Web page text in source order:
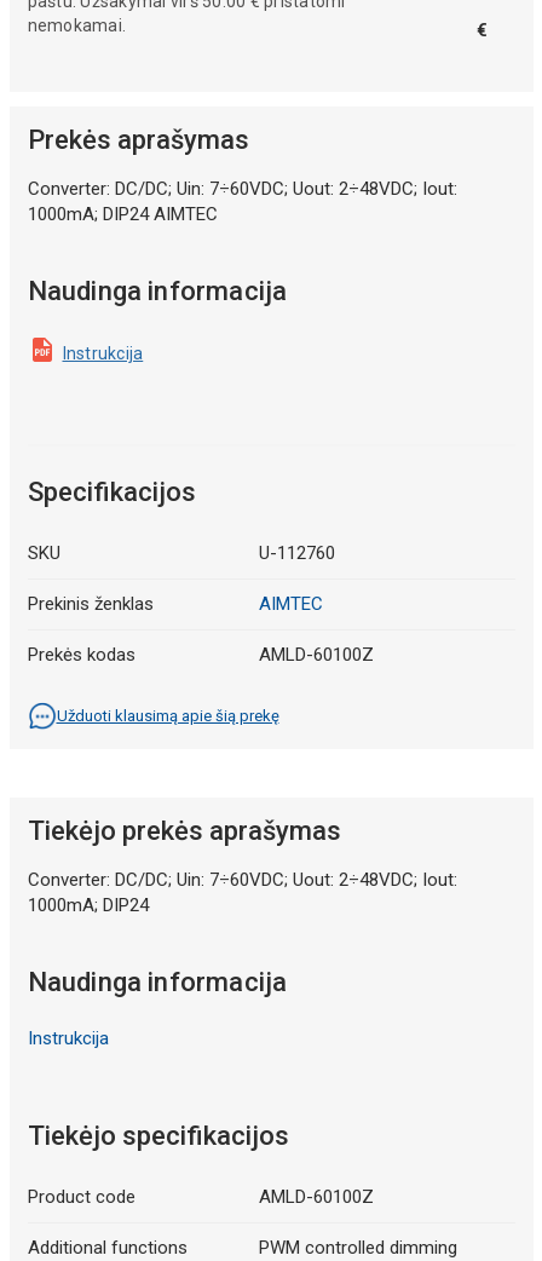
nemokamai.
€
Prekės aprašymas
Converter: DC/DC; Uin: 7÷60VDC; Uout: 2÷48VDC; Iout:
1000mA; DIP24 AIMTEC
Naudinga informacija
Instrukcija
Specifikacijos
SKU U-112760
Prekinis ženklas AIMTEC
Prekės kodas AMLD-60100Z
Užduoti klausimą apie šią prekę
Tiekėjo prekės aprašymas
Converter: DC/DC; Uin: 7÷60VDC; Uout: 2÷48VDC; Iout:
1000mA; DIP24
Naudinga informacija
Instrukcija
Tiekėjo specifikacijos
Product code AMLD-60100Z
Additional functions
PWM controlled dimming